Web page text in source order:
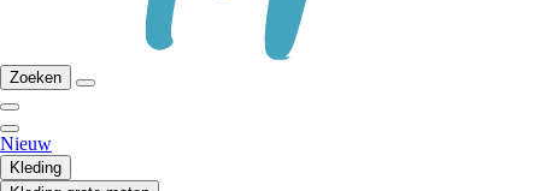
Zoeken
Nieuw
Kleding